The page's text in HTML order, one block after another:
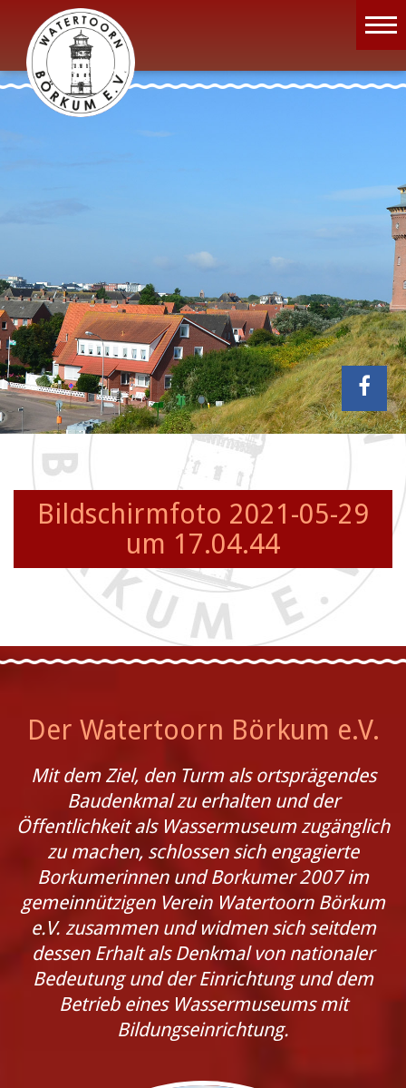
Wassermuseum
Öffnungszeiten
Projekte
Bildschirmfoto 2021-05-29
um 17.04.44
Der Watertoorn Börkum e.V.
Mit dem Ziel, den Turm als ortsprägendes
Baudenkmal zu erhalten und der
Öffentlichkeit als Wassermuseum zugänglich
zu machen, schlossen sich engagierte
Borkumerinnen und Borkumer 2007 im
gemeinnützigen Verein Watertoorn Börkum
e.V. zusammen und widmen sich seitdem
dessen Erhalt als Denkmal von nationaler
Bedeutung und der Einrichtung und dem
Betrieb eines Wassermuseums mit
Bildungseinrichtung.